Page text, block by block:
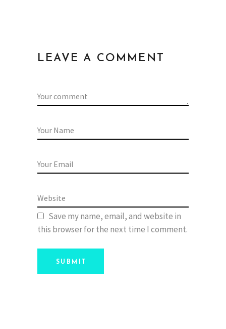
LEAVE A COMMENT
Save my name, email, and website in
this browser for the next time I comment.
SUBMIT